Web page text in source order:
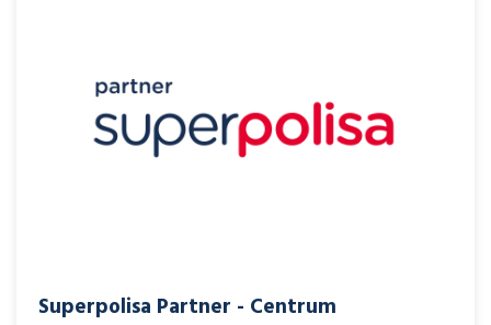
Superpolisa Partner - Centrum